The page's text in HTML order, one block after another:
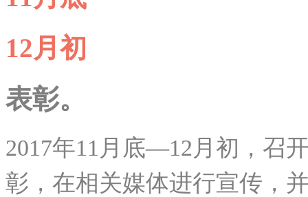
12月初
表彰。
2017年11月底—12月初，召
彰，在相关媒体进行宣传，